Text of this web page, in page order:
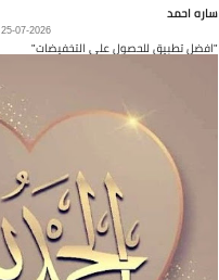
ساره احمد
25-07-2026
"افضل تطبيق للحصول على التخفيضات"